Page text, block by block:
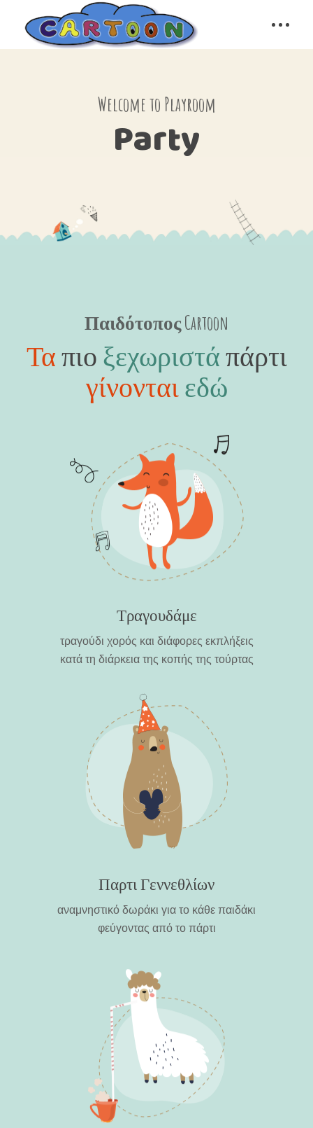
Welcome to Playroom
Party
Παιδότοπος Cartoon
Ταπιοξεχωριστάπάρτι
γίνονταιεδώ
Τραγουδάμε
τραγούδι χορός και διάφορες εκπλήξεις
κατά τη διάρκεια της κοπής της τούρτας
Παρτι Γεννεθλίων
αναμνηστικό δωράκι για το κάθε παιδάκι
φεύγοντας από το πάρτι